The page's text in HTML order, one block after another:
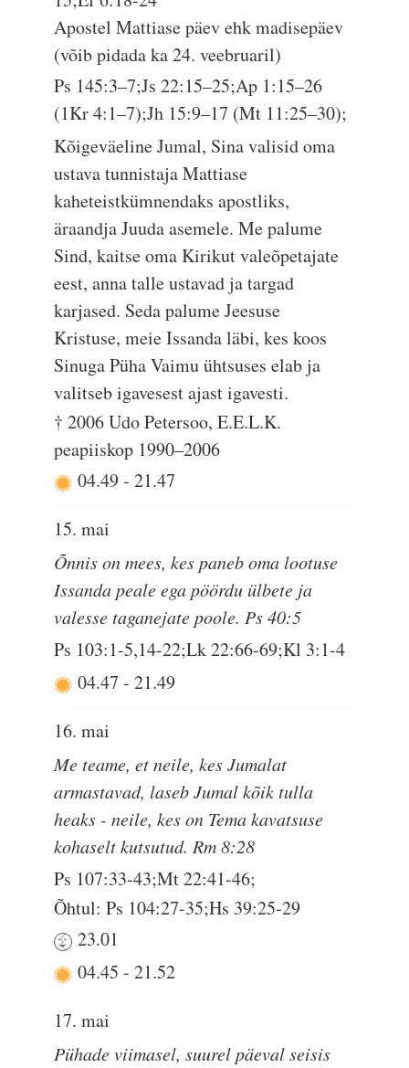
Apostel Mattiase päev ehk madisepäev
(võib pidada ka 24. veebruaril)
Ps 145:3–7;Js 22:15–25;Ap 1:15–26
(1Kr 4:1–7);Jh 15:9–17 (Mt 11:25–30);
Kõigeväeline Jumal, Sina valisid oma
ustava tunnistaja Mattiase
kaheteistkümnendaks apostliks,
äraandja Juuda asemele. Me palume
Sind, kaitse oma Kirikut valeõpetajate
eest, anna talle ustavad ja targad
karjased. Seda palume Jeesuse
Kristuse, meie Issanda läbi, kes koos
Sinuga Püha Vaimu ühtsuses elab ja
valitseb igavesest ajast igavesti.
† 2006 Udo Petersoo, E.E.L.K.
peapiiskop 1990–2006
04.49-21.47
15. mai
Õnnis on mees, kes paneb oma lootuse
Issanda peale ega pöördu ülbete ja
valesse taganejate poole. Ps 40:5
Ps 103:1-5,14-22;Lk 22:66-69;Kl 3:1-4
04.47-21.49
16. mai
Me teame, et neile, kes Jumalat
armastavad, laseb Jumal kõik tulla
heaks - neile, kes on Tema kavatsuse
kohaselt kutsutud. Rm 8:28
Ps 107:33-43;Mt 22:41-46;
Õhtul: Ps 104:27-35;Hs 39:25-29
23.01
04.45-21.52
17. mai
Pühade viimasel, suurel päeval seisis